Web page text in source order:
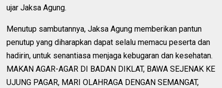
ujar Jaksa Agung.
Menutup sambutannya, Jaksa Agung memberikan pantun
penutup yang diharapkan dapat selalu memacu peserta dan
hadirin, untuk senantiasa menjaga kebugaran dan kesehatan.
MAKAN AGAR-AGAR DI BADAN DIKLAT, BAWA SEJENAK KE
UJUNG PAGAR, MARI OLAHRAGA DENGAN SEMANGAT,